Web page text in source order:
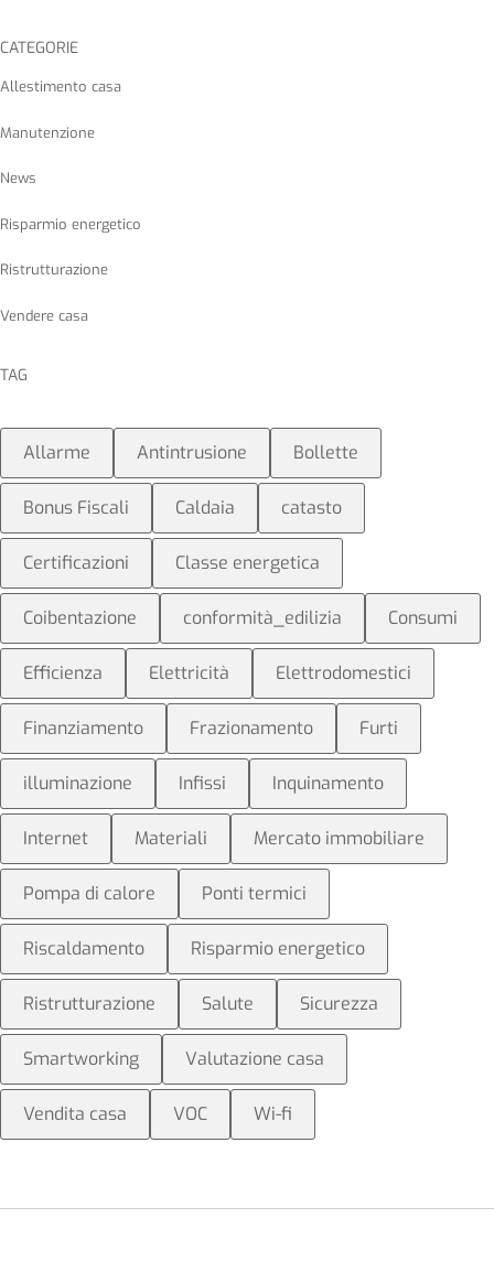
CATEGORIE
Allestimento casa
Manutenzione
News
Risparmio energetico
Ristrutturazione
Vendere casa
TAG
Allarme Antintrusione Bollette
Bonus Fiscali Caldaia catasto
Certificazioni Classe energetica
Coibentazione conformità_edilizia Consumi
Efficienza Elettricità Elettrodomestici
Finanziamento Frazionamento Furti
illuminazione Infissi Inquinamento
Internet Materiali Mercato immobiliare
Pompa di calore Ponti termici
Riscaldamento Risparmio energetico
Ristrutturazione Salute Sicurezza
Smartworking Valutazione casa
Vendita casa VOC Wi-fi